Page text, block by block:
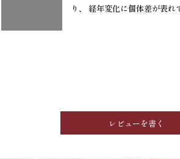
り、 経年変化に個体差が表れ
レビューを書く